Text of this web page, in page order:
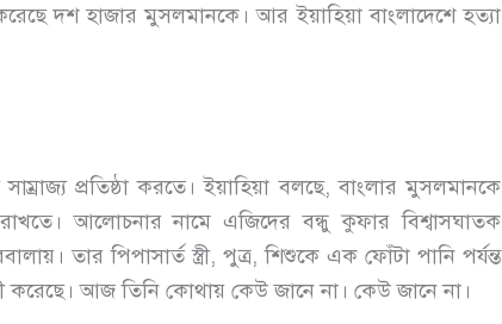
দশ হাজার মুসলমানকে। আর ইয়াহিয়া বাংলাদেশে হত্যা
প্রতিষ্ঠা করতে। ইয়াহিয়া বলছে, বাংলার মুসলমানকে
আলোচনার নামে এজিদের বন্ধু কুফার বিশ্বাসঘাতক
তার পিপাসার্ত স্ত্রী, পুত্র, শিশুকে এক ফোঁটা পানি পর্যন্ত
করেছে। আজ তিনি কোথায় কেউ জানে না। কেউ জানে না।